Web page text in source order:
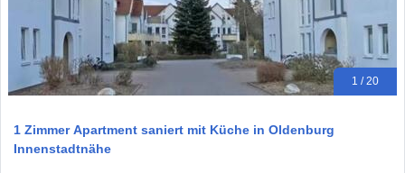
1 / 20
1 Zimmer Apartment saniert mit Küche in Oldenburg
Innenstadtnähe